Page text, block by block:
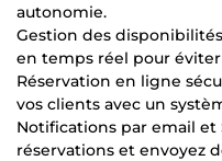
autonomie.
Gestion des
en temps réel pour
Réservation en ligne
vos clients avec un
Notifications par email et
réservations et envoyez